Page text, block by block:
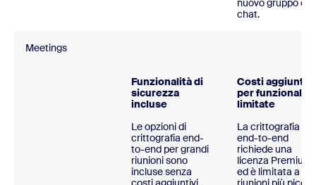
nuovo gruppo di
chat.
Meetings
Funzionalità di
sicurezza
incluse
Le opzioni di
crittografia end-
to-end per grandi
riunioni sono
incluse senza
Costi aggiuntivi
per funzionalità
limitate
La crittografia
end-to-end
richiede una
licenza Premium
ed è limitata a